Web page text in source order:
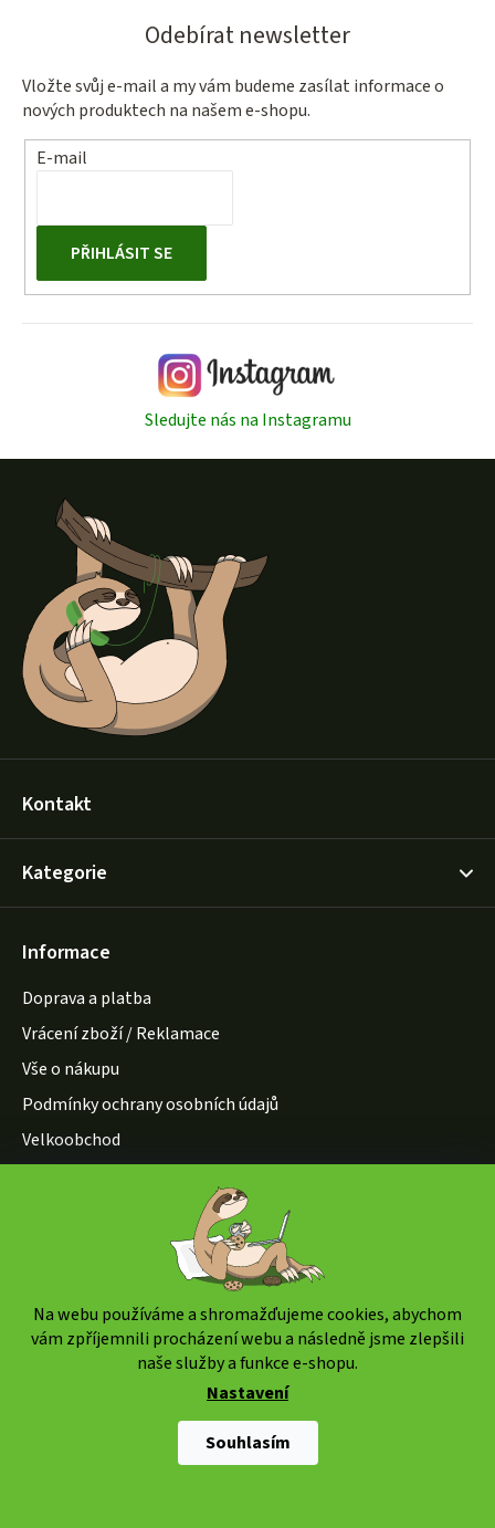
Na webu používáme a shromažďujeme cookies, abychom
vám zpříjemnili procházení webu a následně jsme zlepšili
naše služby a funkce e-shopu.
Nastavení
Souhlasím
Odebírat newsletter
Vložte svůj e-mail a my vám budeme zasílat informace o
nových produktech na našem e-shopu.
E-mail
PŘIHLÁSIT SE
Sledujte nás na Instagramu
Kontakt
Kategorie
Informace
Doprava a platba
Vrácení zboží / Reklamace
Vše o nákupu
Podmínky ochrany osobních údajů
Velkoobchod